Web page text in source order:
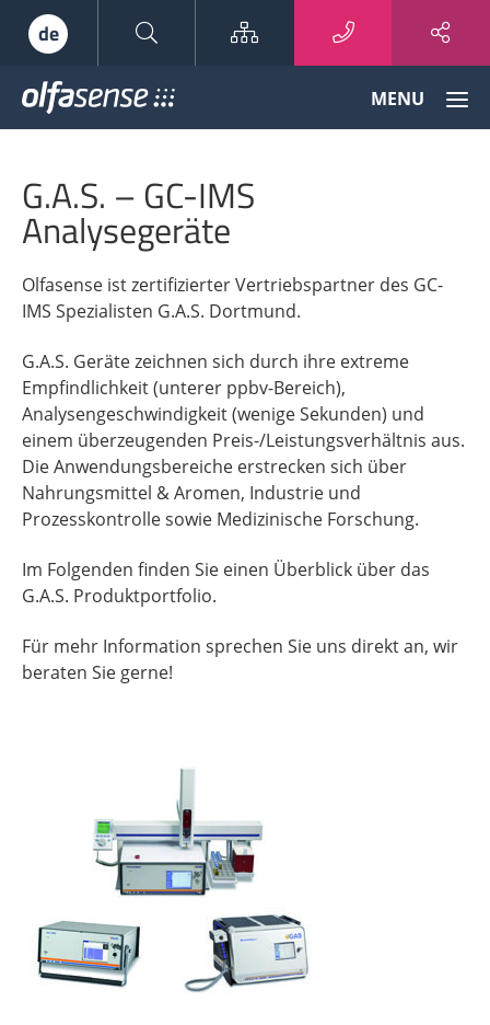
de Sitemap
Data
to
Odour
MENU
G.A.S. – GC-IMS
Analysegeräte
Olfasense ist zertifizierter Vertriebspartner des GC-
IMS Spezialisten G.A.S. Dortmund.
G.A.S. Geräte zeichnen sich durch ihre extreme
Empfindlichkeit (unterer ppbv-Bereich),
Analysengeschwindigkeit (wenige Sekunden) und
einem überzeugenden Preis-/Leistungsverhältnis aus.
Die Anwendungsbereiche erstrecken sich über
Nahrungsmittel & Aromen, Industrie und
Prozesskontrolle sowie Medizinische Forschung.
Im Folgenden finden Sie einen Überblick über das
G.A.S. Produktportfolio.
Für mehr Information sprechen Sie uns direkt an, wir
beraten Sie gerne!